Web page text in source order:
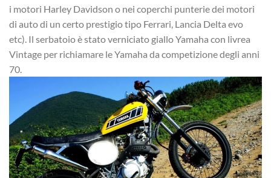
i motori Harley Davidson o nei coperchi punterie dei motori
di auto di un certo prestigio tipo Ferrari, Lancia Delta evo
etc). Il serbatoio è stato verniciato giallo Yamaha con livrea
Vintage per richiamare le Yamaha da competizione degli anni
70.